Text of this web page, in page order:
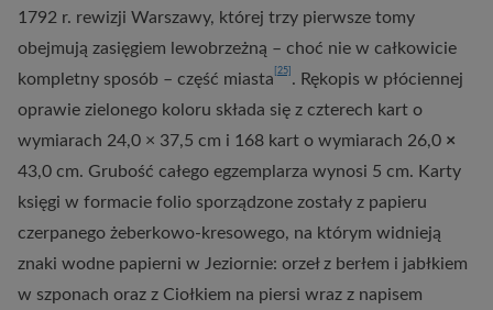
1792 r. rewizji Warszawy, której trzy pierwsze tomy
obejmują zasięgiem lewobrzeżną – choć nie w całkowicie
kompletny sposób – część miasta [25] . Rękopis w płóciennej
oprawie zielonego koloru składa się z czterech kart o
wymiarach 24,0 × 37,5 cm i 168 kart o wymiarach 26,0 ×
43,0 cm. Grubość całego egzemplarza wynosi 5 cm. Karty
księgi w formacie folio sporządzone zostały z papieru
czerpanego żeberkowo-kresowego, na którym widnieją
znaki wodne papierni w Jeziornie: orzeł z berłem i jabłkiem
w szponach oraz z Ciołkiem na piersi wraz z napisem